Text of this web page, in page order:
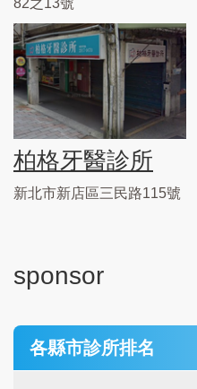
82之13號
柏格牙醫診所
新北市新店區三民路115號
sponsor
各縣市診所排名